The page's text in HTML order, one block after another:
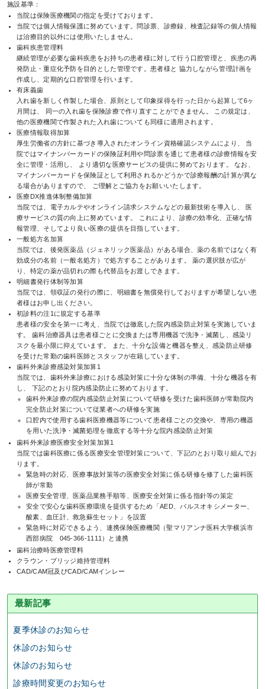
施設基準：
当院は保険医療機関の指定を受けております。
当院では個人情報保護に努めています。問診票、診療録、検査記録等の個人情報
は治療目的以外には使用いたしません。
歯科疾患管理料
継続管理が必要な歯科疾患をお持ちの患者様に対して行う口腔管理と、疾患の再
発防止・重症化予防を目的とした管理です。患者様と 協力しながら管理計画を
作成し、定期的な口腔管理を行います。
有床義歯
入れ歯を新しく作製した場合、原則として印象採得を行った日から起算して6ヶ
月間は、 同一の入れ歯を保険診療で作り直すことができません。 この規定は、
他の医療機関で作製された入れ歯についても同様に適用されます。
医療情報取得加算
厚生労働省の方針に基づき導入されたオンライン資格確認システムにより、 当
院ではマイナンバーカードの保険証利用や問診票を通じて患者様の診療情報を安
全に管理・活用し、 より適切な医療サービスの提供に努めております。 なお、
マイナンバーカードを保険証として利用されるかどうかで診療報酬の計算が異な
る場合がありますので、 ご理解とご協力をお願いいたします。
医療DX推進体制整備加算
当院では、電子カルテやオンライン請求システムなどの最新技術を導入し、 医
療サービスの質の向上に努めています。 これにより、診療の効率化、正確な情
報管理、そしてより良い医療の提供を目指しています。
一般処方名加算
当院では、後発医薬品（ジェネリック医薬品）がある場合、薬の名前ではなく有
効成分の名前（一般名処方）で処方することがあります。 薬の選択肢が広が
り、特定の薬が品切れの際も代替品をお渡しできます。
明細書発行体制等加算
当院では、領収証の発行の際に、明細書を無償発行しておりますが希望しない患
者様はお申し出ください。
初診料の注1に規定する基準
患者様の安全を第一に考え、当院では徹底した院内感染防止対策を実施していま
す。 歯科治療器具は患者様ごとに交換または専用機器で洗浄・滅菌し、感染リ
スクを最小限に抑えています。 また、十分な設備と機器を整え、感染防止研修
を受けた常勤の歯科医師とスタッフが在籍しています。
歯科外来診療感染対策加算1
当院では、歯科外来診療における感染対策に十分な体制の準備、十分な機器を有
し、 下記のとおり院内感染防止に努めております。
歯科外来診療の院内感染防止対策について研修を受けた歯科医師が常勤院内
完全防止対策について従業者への研修を実施
口腔内で使用する歯科医療機器等について患者様ごとの交換や、専用の機器
を用いた洗浄・滅菌処理を徹底する等十分な院内感染防止対策
歯科外来診療医療安全対策加算1
当院では歯科医療に係る医療安全管理対策について、下記のとおり取り組んでお
ります。
緊急時の対応、医療事故対策等の医療安全対策に係る研修を修了した歯科医
師が常勤
医療安全管理、医薬品業務手順等、医療安全対策に係る指針等の策定
安全で安心な歯科医療環境を提供するため「AED、パルスオキシメーター、
酸素、血圧計、救急蘇生セット」を設置
緊急時に対応できるよう、連携保険医療機関（聖マリアンナ医科大学横浜市
西部病院 045-366-1111）と連携
歯科治療時医療管理料
クラウン・ブリッジ維持管理料
CAD/CAM冠及びCAD/CAMインレー
最新記事
夏季休診のお知らせ
休診のお知らせ
休診のお知らせ
診療時間変更のお知らせ